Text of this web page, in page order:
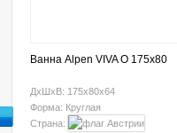
Ванна Alpen VIVA O 175x80
ДхШхВ: 175х80х64
Форма: Круглая
Страна: